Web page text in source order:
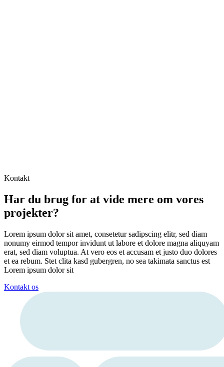
Kontakt
Har du brug for at vide mere om vores
projekter?
Lorem ipsum dolor sit amet, consetetur sadipscing elitr, sed diam
nonumy eirmod tempor invidunt ut labore et dolore magna aliquyam
erat, sed diam voluptua. At vero eos et accusam et justo duo dolores
et ea rebum. Stet clita kasd gubergren, no sea takimata sanctus est
Lorem ipsum dolor sit
Kontakt os